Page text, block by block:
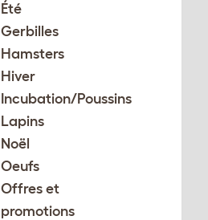
Été
Gerbilles
Hamsters
Hiver
Incubation/Poussins
Lapins
Noël
Oeufs
Offres et
promotions